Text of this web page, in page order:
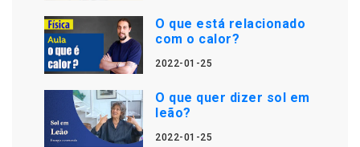
O que está relacionado
com o calor?
2022-01-25
O que quer dizer sol em
leão?
2022-01-25